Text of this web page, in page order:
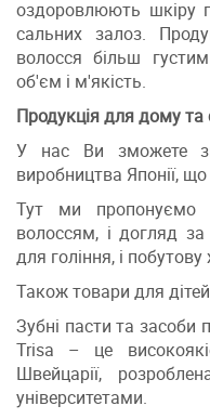
оздоровлюють шкіру
сальних залоз.
волосся більш
об'єм і м'якість.
Продукція для дому та
У нас Ви зможете
виробництва Японії,
Тут ми пропонуємо
волоссям, і догляд
для гоління, і побутову
Також товари для
Зубні пасти та
Trisa – це
Швейцарії,
університетами.